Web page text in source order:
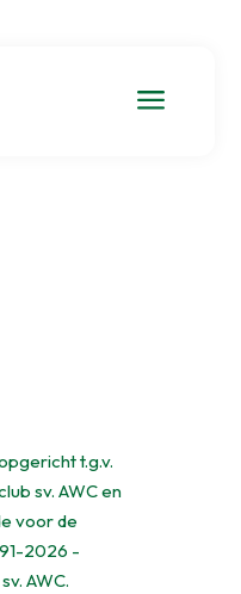
a
t.g.v.
sv. AWC en
voor de
2026 -
AWC.